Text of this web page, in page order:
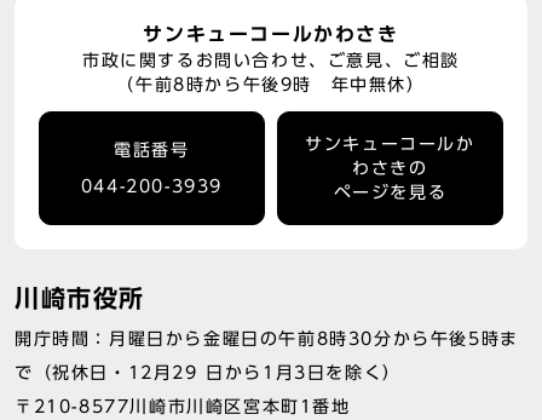
サンキューコールかわさき
市政に関するお問い合わせ、ご意見、ご相談
（午前8時から午後9時 年中無休）
電話番号
044-200-3939
サンキューコールか
わさきの
ページを見る
川崎市役所
開庁時間：月曜日から金曜日の午前8時30分から午後5時ま
で（祝休日・12月29 日から1月3日を除く）
〒210-8577川崎市川崎区宮本町1番地